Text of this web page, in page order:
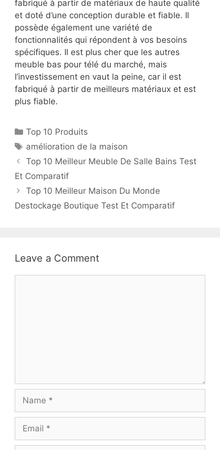
fabriqué à partir de matériaux de haute qualité
et doté d’une conception durable et fiable. Il
possède également une variété de
fonctionnalités qui répondent à vos besoins
spécifiques. Il est plus cher que les autres
meuble bas pour télé du marché, mais
l’investissement en vaut la peine, car il est
fabriqué à partir de meilleurs matériaux et est
plus fiable.
Top 10 Produits
amélioration de la maison
Top 10 Meilleur Meuble De Salle Bains Test
Et Comparatif
Top 10 Meilleur Maison Du Monde
Destockage Boutique Test Et Comparatif
Leave a Comment